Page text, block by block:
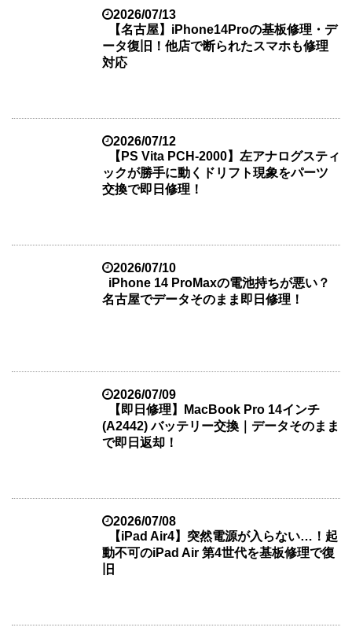
2026/07/13
【名古屋】iPhone14Proの基板修理・デ
ータ復旧！他店で断られたスマホも修理
対応
2026/07/12
【PS Vita PCH-2000】左アナログスティ
ックが勝手に動くドリフト現象をパーツ
交換で即日修理！
2026/07/10
iPhone 14 ProMaxの電池持ちが悪い？
名古屋でデータそのまま即日修理！
2026/07/09
【即日修理】MacBook Pro 14インチ
(A2442) バッテリー交換｜データそのまま
で即日返却！
2026/07/08
【iPad Air4】突然電源が入らない…！起
動不可のiPad Air 第4世代を基板修理で復
旧